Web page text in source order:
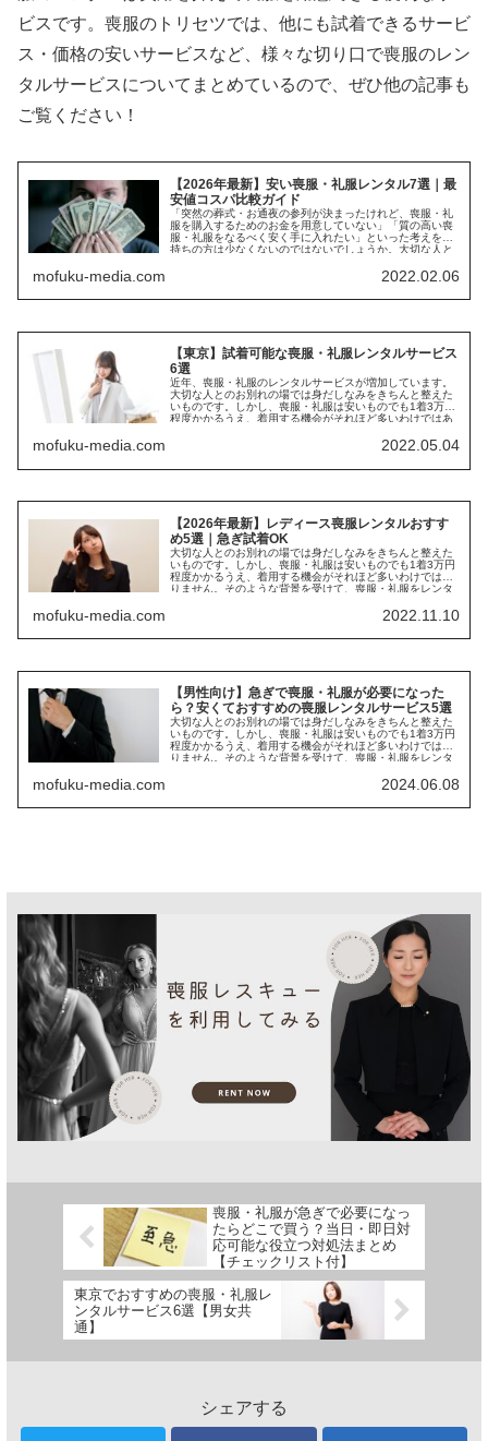
ビスです。喪服のトリセツでは、他にも試着できるサービ
ス・価格の安いサービスなど、様々な切り口で喪服のレン
タルサービスについてまとめているので、ぜひ他の記事も
ご覧ください！
【2026年最新】安い喪服・礼服レンタル7選｜最
安値コスパ比較ガイド
「突然の葬式・お通夜の参列が決まったけれど、喪服・礼
服を購入するためのお金を用意していない」「質の高い喪
服・礼服をなるべく安く手に入れたい」といった考えをお
持ちの方は少なくないのではないでしょうか。大切な人と
mofuku-media.com 2022.02.06
【東京】試着可能な喪服・礼服レンタルサービス
6選
近年、喪服・礼服のレンタルサービスが増加しています。
大切な人とのお別れの場では身だしなみをきちんと整えた
いものです。しかし、喪服・礼服は安いものでも1着3万円
程度かかるうえ、着用する機会がそれほど多いわけではあ
mofuku-media.com 2022.05.04
【2026年最新】レディース喪服レンタルおすす
め5選｜急ぎ試着OK
大切な人とのお別れの場では身だしなみをきちんと整えた
いものです。しかし、喪服・礼服は安いものでも1着3万円
程度かかるうえ、着用する機会がそれほど多いわけではあ
りません。そのような背景を受けて、喪服・礼服をレンタ
mofuku-media.com 2022.11.10
【男性向け】急ぎで喪服・礼服が必要になった
ら？安くておすすめの喪服レンタルサービス5選
大切な人とのお別れの場では身だしなみをきちんと整えた
いものです。しかし、喪服・礼服は安いものでも1着3万円
程度かかるうえ、着用する機会がそれほど多いわけではあ
りません。そのような背景を受けて、喪服・礼服をレンタ
mofuku-media.com 2024.06.08
喪服・礼服が急ぎで必要になっ
たらどこで買う？当日・即日対
応可能な役立つ対処法まとめ
【チェックリスト付】
東京でおすすめの喪服・礼服レ
ンタルサービス6選【男女共
通】
シェアする